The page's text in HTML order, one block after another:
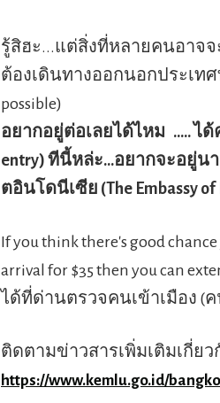
รู้สิฮะ...แต่สิ่งที่หลายคนอาจจ
ต้องเดินทางออกนอกประเทศ
possible)
อยากอยู่ต่อเลยได้ไหม ..... ไ
entry) ทีนี้หล่ะ...อยากจะอยู่
ตอินโดนีเซีย (The Embassy of
If you think there's good
arrival for $35 then you can
ได้ที่ด่านตรวจคนเข้าเมือง (ค
ติดตามข่าวสารเพิ่มเติมเกี่ย
https://www.kemlu.go.id/